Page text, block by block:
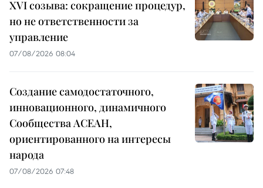
XVI созыва: сокращение процедур,
но не ответственности за
управление
07/08/2026 08:04
Создание самодостаточного,
инновационного, динамичного
Сообщества АСЕАН,
ориентированного на интересы
народа
07/08/2026 07:48